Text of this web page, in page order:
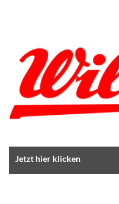
Jetzt hier klicken